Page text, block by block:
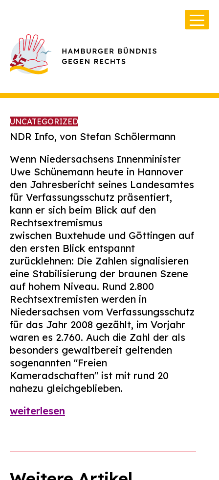
Über Uns
Infos & Broschüren
Archiv
Kontakt
Suchen
nach:
UNCATEGORIZED
NDR Info, von Stefan Schölermann
Wenn Niedersachsens Innenminister
Uwe Schünemann heute in Hannover
den Jahresbericht seines Landesamtes
für Verfassungsschutz präsentiert,
kann er sich beim Blick auf den
Rechtsextremismus
zwischen Buxtehude und Göttingen auf
den ersten Blick entspannt
zurücklehnen: Die Zahlen signalisieren
eine Stabilisierung der braunen Szene
auf hohem Niveau. Rund 2.800
Rechtsextremisten werden in
Niedersachsen vom Verfassungsschutz
für das Jahr 2008 gezählt, im Vorjahr
waren es 2.760. Auch die Zahl der als
besonders gewaltbereit geltenden
sogenannten "Freien
Kameradschaften" ist mit rund 20
nahezu gleichgeblieben.
weiterlesen